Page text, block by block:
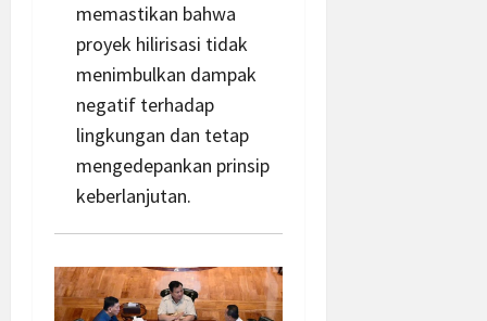
memastikan bahwa
proyek hilirisasi tidak
menimbulkan dampak
negatif terhadap
lingkungan dan tetap
mengedepankan prinsip
keberlanjutan.